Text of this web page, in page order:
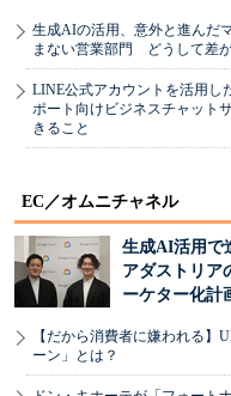
生成AIの活用、意外と進んだ
まない営業部門 どうして差
LINE公式アカウントを活用し
ポート向けビジネスチャット
きること
EC／オムニチャネル
生成AI活用
アダストリア
ーケター化計
【だから消費者に嫌われる】
ーン」とは？